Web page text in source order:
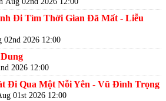
Đi Tìm Thời Gian Đã Mất - Liễu
02nd 2026 12:00
2026 12:00
Đi Qua Một Nỗi Yên - Vũ Đình Trọng
01st 2026 12:00